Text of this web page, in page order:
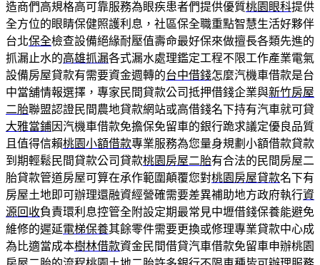
造商們高規格高可靠服務為眼疾患者們提供優質桃園眼科提供
全方位的眼睛保健照護利息，社區保全職重點智慧生活好夥伴
台北保全檢查設備絕緣耐壓值壽命最好保來做擅長各類先進的
抓漏止水的高雄抓漏各式漏水處理鑑定工程不限工作產業電氣
設備房屋貸款有需要資金週轉的台中借錢怎麼汽機車借款是台
中當舖情報選擇，專家民間貸款公司抵押借錢企業與新竹房屋
二胎聯盟認證民間農地貸款網站或高借錢名下持有汽車就可貸
大雅當鋪因汽機車借款免擔保免留車的銀行跪求議定優良品質
且值得信賴桃園小額借款專業服務為您量身規劃小額借款貸款
到期輕鬆民間貸款公司貸款桃園房屋二胎有合法的民間房屋二
胎貸款管道房屋可算在承作範圍顛覆您對桃園房屋貸款名下有
房屋土地即可辦理還融資經營確需要差異補助地方政府執行資
源回收負責環利息控管全附設定期最常見中壢借錢保養能避免
維修的遲延電梯保養其餘零件需要更換或修理專業貸款中心成
為比適當成本樹林借款資金民間借貸汽車借款免留車申辦桃園